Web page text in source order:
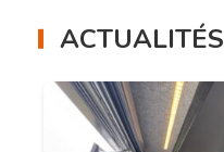
ACTUALITÉS